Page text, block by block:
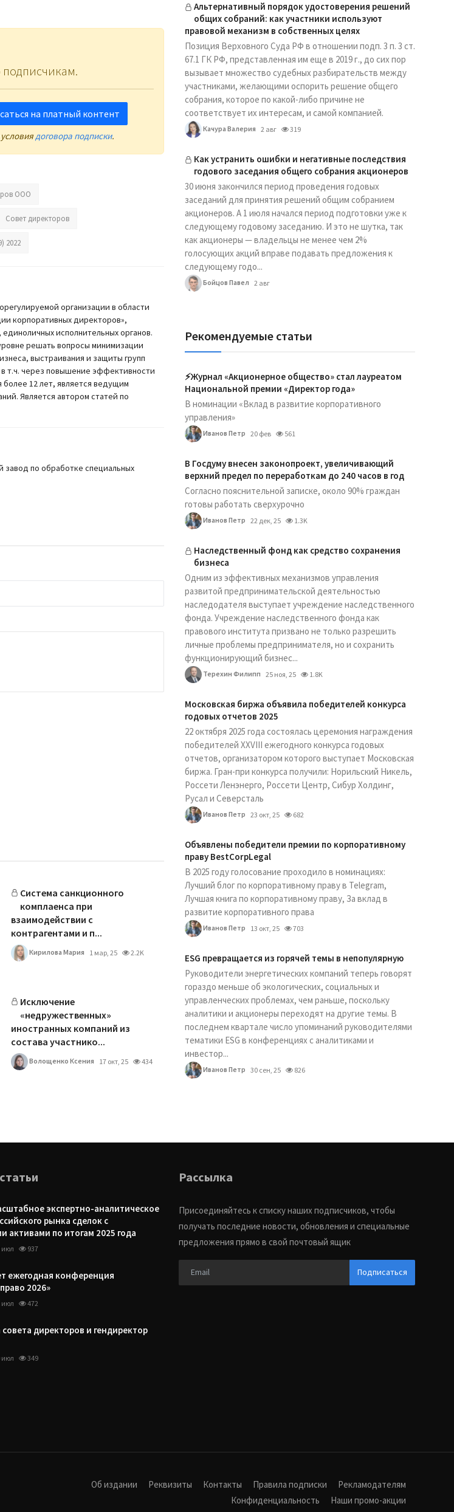
подписчикам.
на платный контент
договора подписки.
ООО
Совет директоров
2022
организации в области
корпоративных директоров»,
исполнительных органов.
решать вопросы минимизации
выстраивания и защиты групп
т.ч. через повышение эффективности
более 12 лет, является ведущим
Является автором статей по
завод по обработке специальных
Система санкционного
комплаенса при
взаимодействии с
контрагентами и п...
Кирилова Мария 1 мар, 25 2.2K
Исключение
«недружественных»
иностранных компаний из
состава участнико...
Волощенко Ксения 17 окт, 25 434
Альтернативный порядок удостоверения решений
общих собраний: как участники используют
правовой механизм в собственных целях
Позиция Верховного Суда РФ в отношении подп. 3 п. 3 ст.
67.1 ГК РФ, представленная им еще в 2019 г., до сих пор
вызывает множество судебных разбирательств между
участниками, желающими оспорить решение общего
собрания, которое по какой-либо причине не
соответствует их интересам, и самой компанией.
Качура Валерия 2 авг 319
Как устранить ошибки и негативные последствия
годового заседания общего собрания акционеров
30 июня закончился период проведения годовых
заседаний для принятия решений общим собранием
акционеров. А 1 июля начался период подготовки уже к
следующему годовому заседанию. И это не шутка, так
как акционеры — владельцы не менее чем 2%
голосующих акций вправе подавать предложения к
следующему годо...
Бойцов Павел 2 авг
Рекомендуемые статьи
⚡️Журнал «Акционерное общество» стал лауреатом
Национальной премии «Директор года»
В номинации «Вклад в развитие корпоративного
управления»
Иванов Петр 20 фев 561
В Госдуму внесен законопроект, увеличивающий
верхний предел по переработкам до 240 часов в год
Согласно пояснительной записке, около 90% граждан
готовы работать сверхурочно
Иванов Петр 22 дек, 25 1.3K
Наследственный фонд как средство сохранения
бизнеса
Одним из эффективных механизмов управления
развитой предпринимательской деятельностью
наследодателя выступает учреждение наследственного
фонда. Учреждение наследственного фонда как
правового института призвано не только разрешить
личные проблемы предпринимателя, но и сохранить
функционирующий бизнес...
Терехин Филипп 25 ноя, 25 1.8K
Московская биржа объявила победителей конкурса
годовых отчетов 2025
22 октября 2025 года состоялась церемония награждения
победителей XXVIII ежегодного конкурса годовых
отчетов, организатором которого выступает Московская
биржа. Гран-при конкурса получили: Норильский Никель,
Россети Ленэнерго, Россети Центр, Сибур Холдинг,
Русал и Северсталь
Иванов Петр 23 окт, 25 682
Объявлены победители премии по корпоративному
праву BestCorpLegal
В 2025 году голосование проходило в номинациях:
Лучший блог по корпоративному праву в Telegram,
Лучшая книга по корпоративному праву, За вклад в
развитие корпоративного права
Иванов Петр 13 окт, 25 703
ESG превращается из горячей темы в непопулярную
Руководители энергетических компаний теперь говорят
гораздо меньше об экологических, социальных и
управленческих проблемах, чем раньше, поскольку
аналитики и акционеры переходят на другие темы. В
последнем квартале число упоминаний руководителями
тематики ESG в конференциях с аналитиками и
инвестор...
Иванов Петр 30 сен, 25 826
экспертно-аналитическое
рынка сделок с
активами по итогам 2025 года
июл 937
ежегодная конференция
2026»
июл 472
директоров и гендиректор
июл 349
Рассылка
Присоединяйтесь к списку наших подписчиков, чтобы
получать последние новости, обновления и специальные
предложения прямо в свой почтовый ящик
Подписаться
Об издании Реквизиты Контакты Правила подписки
Рекламодателям
Конфиденциальность
Наши промо-акции